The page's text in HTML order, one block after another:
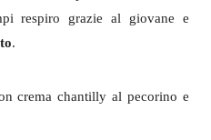
respiro grazie al giovane e
.
crema chantilly al pecorino e